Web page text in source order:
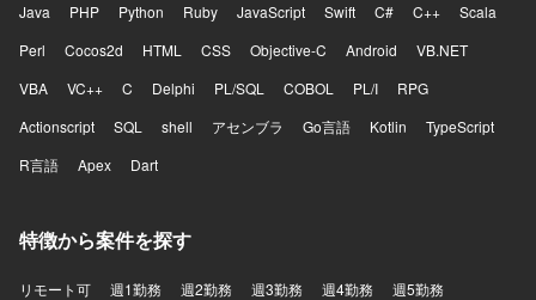
Java PHP Python Ruby JavaScript Swift C# C++
Scala
Perl
Cocos2d HTML CSS Objective-C Android
VB.NET
VBA
VC++ C Delphi PL/SQL COBOL PL/I
RPG
Actionscript
SQL shell アセンブラ Go言語 Kotlin
TypeScript
R言語
Apex Dart
特徴から案件を探す
リモート可 週1勤務 週2勤務 週3勤務 週4勤務 週5勤務